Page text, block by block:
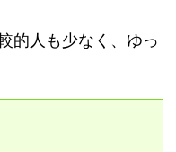
的人も少なく、ゆっ